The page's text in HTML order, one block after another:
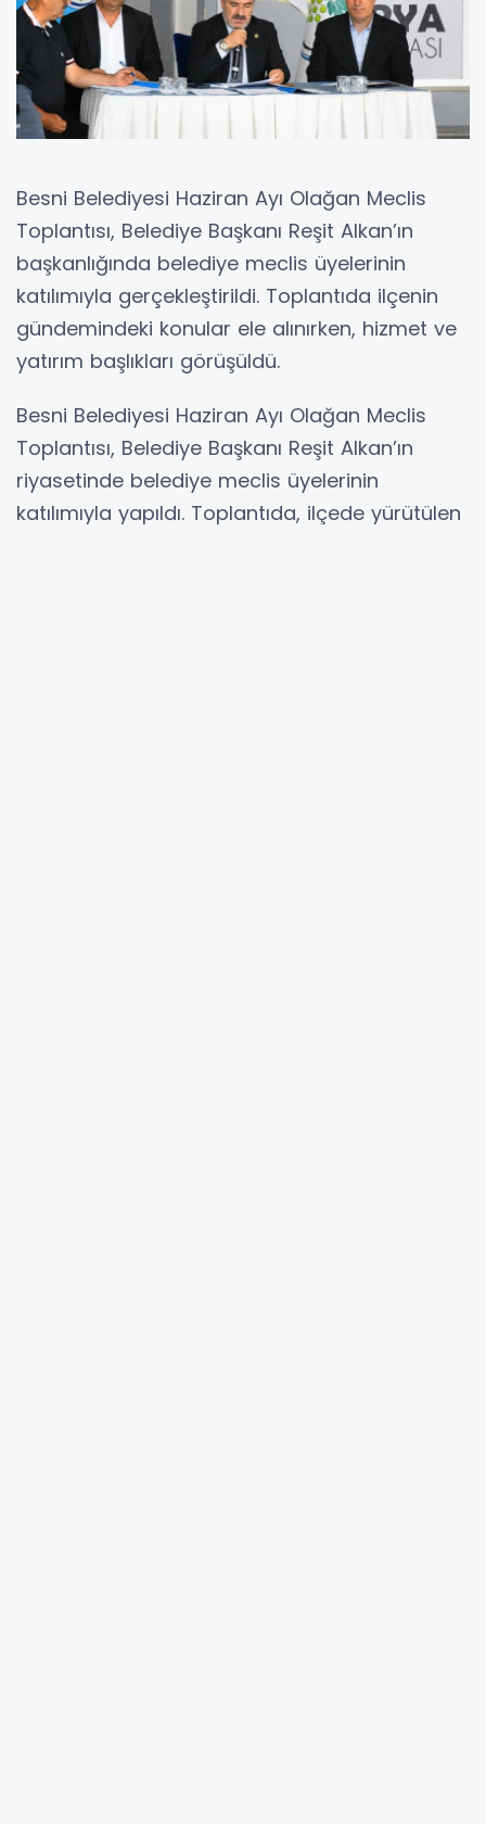
Besni Belediyesi Haziran Ayı Olağan Meclis
Toplantısı, Belediye Başkanı Reşit Alkan’ın
başkanlığında belediye meclis üyelerinin
katılımıyla gerçekleştirildi. Toplantıda ilçenin
gündemindeki konular ele alınırken, hizmet ve
yatırım başlıkları görüşüldü.
Besni Belediyesi Haziran Ayı Olağan Meclis
Toplantısı, Belediye Başkanı Reşit Alkan’ın
riyasetinde belediye meclis üyelerinin
katılımıyla yapıldı. Toplantıda, ilçede yürütülen